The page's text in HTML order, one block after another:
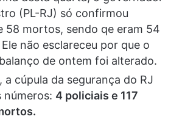
(PL-RJ) só confirmou
58 mortos, sendo qe eram 54
não esclareceu por que o
de ontem foi alterado.
a cúpula da segurança do RJ
números: 4 policiais e 117